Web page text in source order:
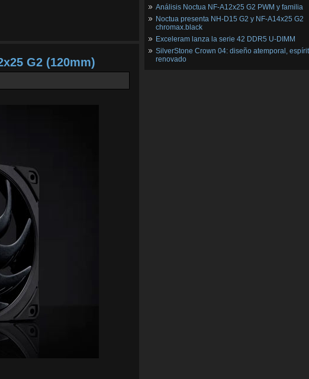
G2 (120mm)
Análisis Noctua NF-A12x25 G2 PWM y familia
Noctua presenta NH-D15 G2 y NF-A14x25 G2
chromax.black
Exceleram lanza la serie 42 DDR5 U-DIMM
SilverStone Crown 04: diseño atemporal,
renovado